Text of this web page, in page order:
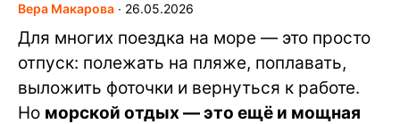
Вера Макарова ∙ 26.05.2026
Для многих поездка на море — это просто
отпуск: полежать на пляже, поплавать,
выложить фоточки и вернуться к работе.
Но морской отдых — это ещё и мощная